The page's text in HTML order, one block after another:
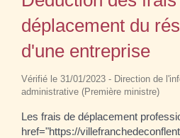
déplacement du
d'une entreprise
Vérifié le 31/01/2023 - Direction de
administrative (Première ministre)
Les frais de déplacement
href="https://